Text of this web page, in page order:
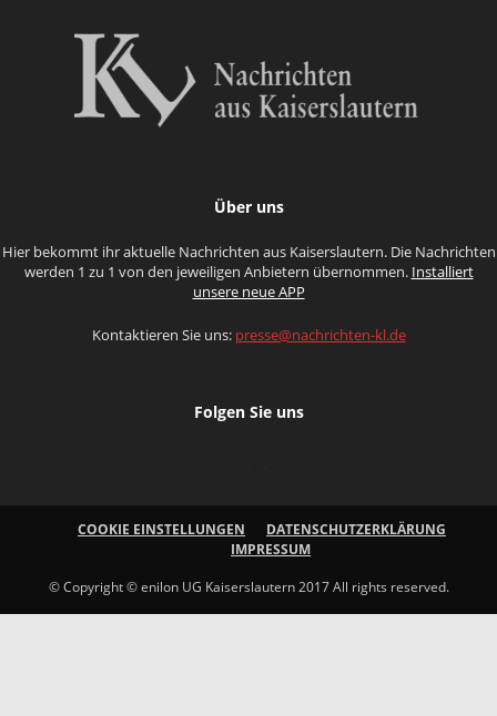
Über uns
Hier bekommt ihr aktuelle Nachrichten aus Kaiserslautern. Die Nachrichten
werden 1 zu 1 von den jeweiligen Anbietern übernommen. Installiert
unsere neue APP
Kontaktieren Sie uns: presse@nachrichten-kl.de
Folgen Sie uns
COOKIE EINSTELLUNGEN
DATENSCHUTZERKLÄRUNG
IMPRESSUM
© Copyright © enilon UG Kaiserslautern 2017 All rights reserved.